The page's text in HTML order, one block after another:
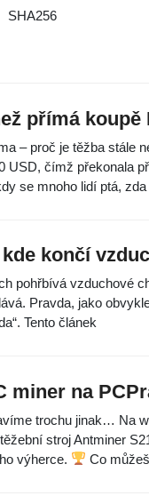
SHA256
přímá
– proč je těžba stále
USD, čímž překonala
se mnoho lidí ptá,
končí
pohřbívá vzduchové
Pravda, jako
Tento článek
miner na
trochu jinak… Na
stroj Antminer
výherce.
Co